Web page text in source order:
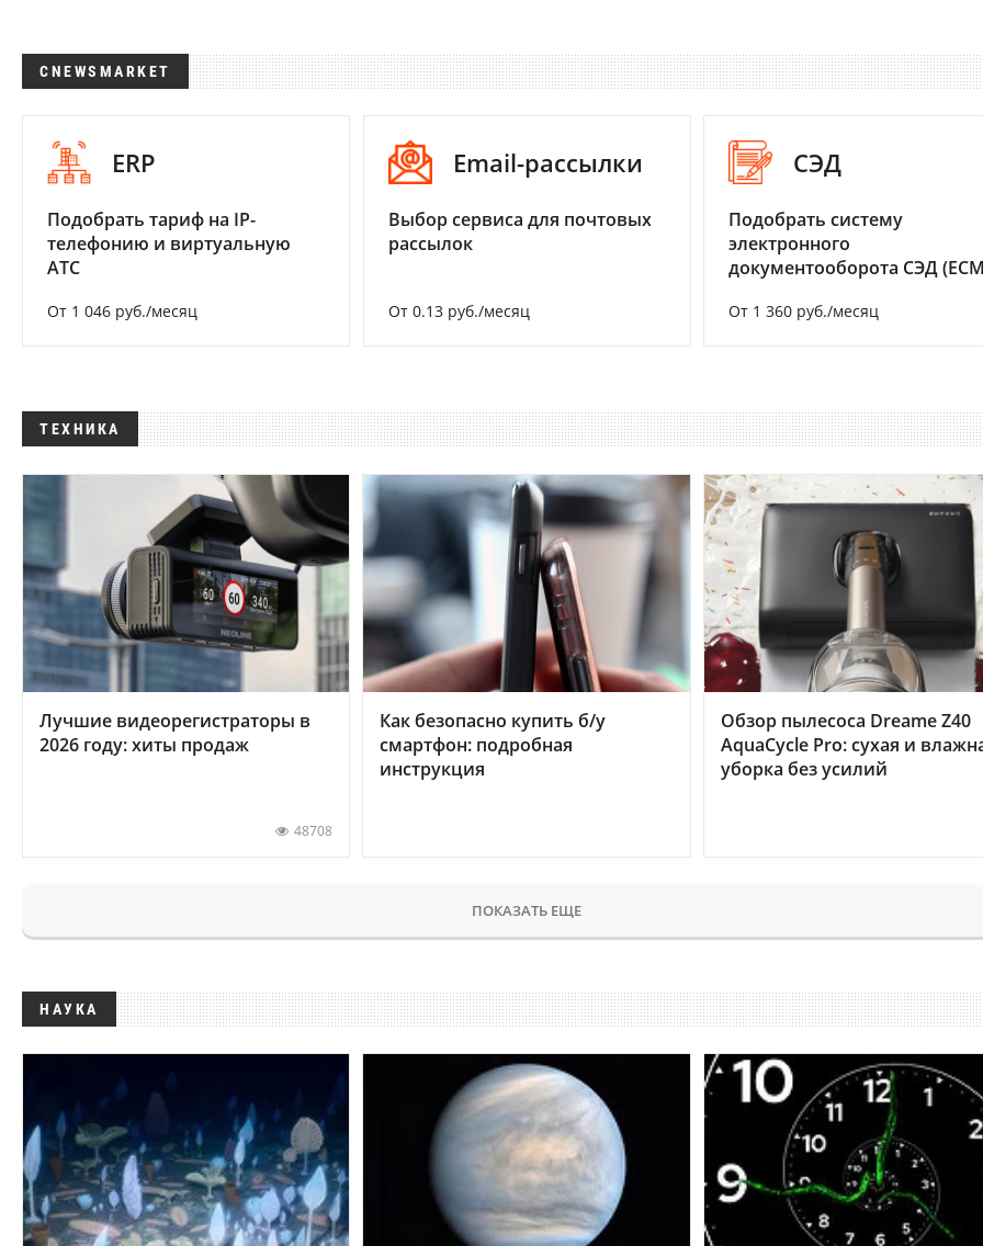
CNEWSMARKET
ERP
Подобрать тариф на IP-
телефонию и виртуальную
АТС
От 1 046 руб./месяц
Email-рассылки
Выбор сервиса для почтовых
рассылок
От 0.13 руб./месяц
СЭД
Подобрать систему
электронного
документооборота СЭД
От 1 360 руб./месяц
ТЕХНИКА
Лучшие видеорегистраторы в
2026 году: хиты продаж
48708
Как безопасно купить б/у
смартфон: подробная
инструкция
Обзор пылесоса Dreame Z40
AquaCycle Pro: сухая и
уборка без усилий
ПОКАЗАТЬ ЕЩЕ
НАУКА